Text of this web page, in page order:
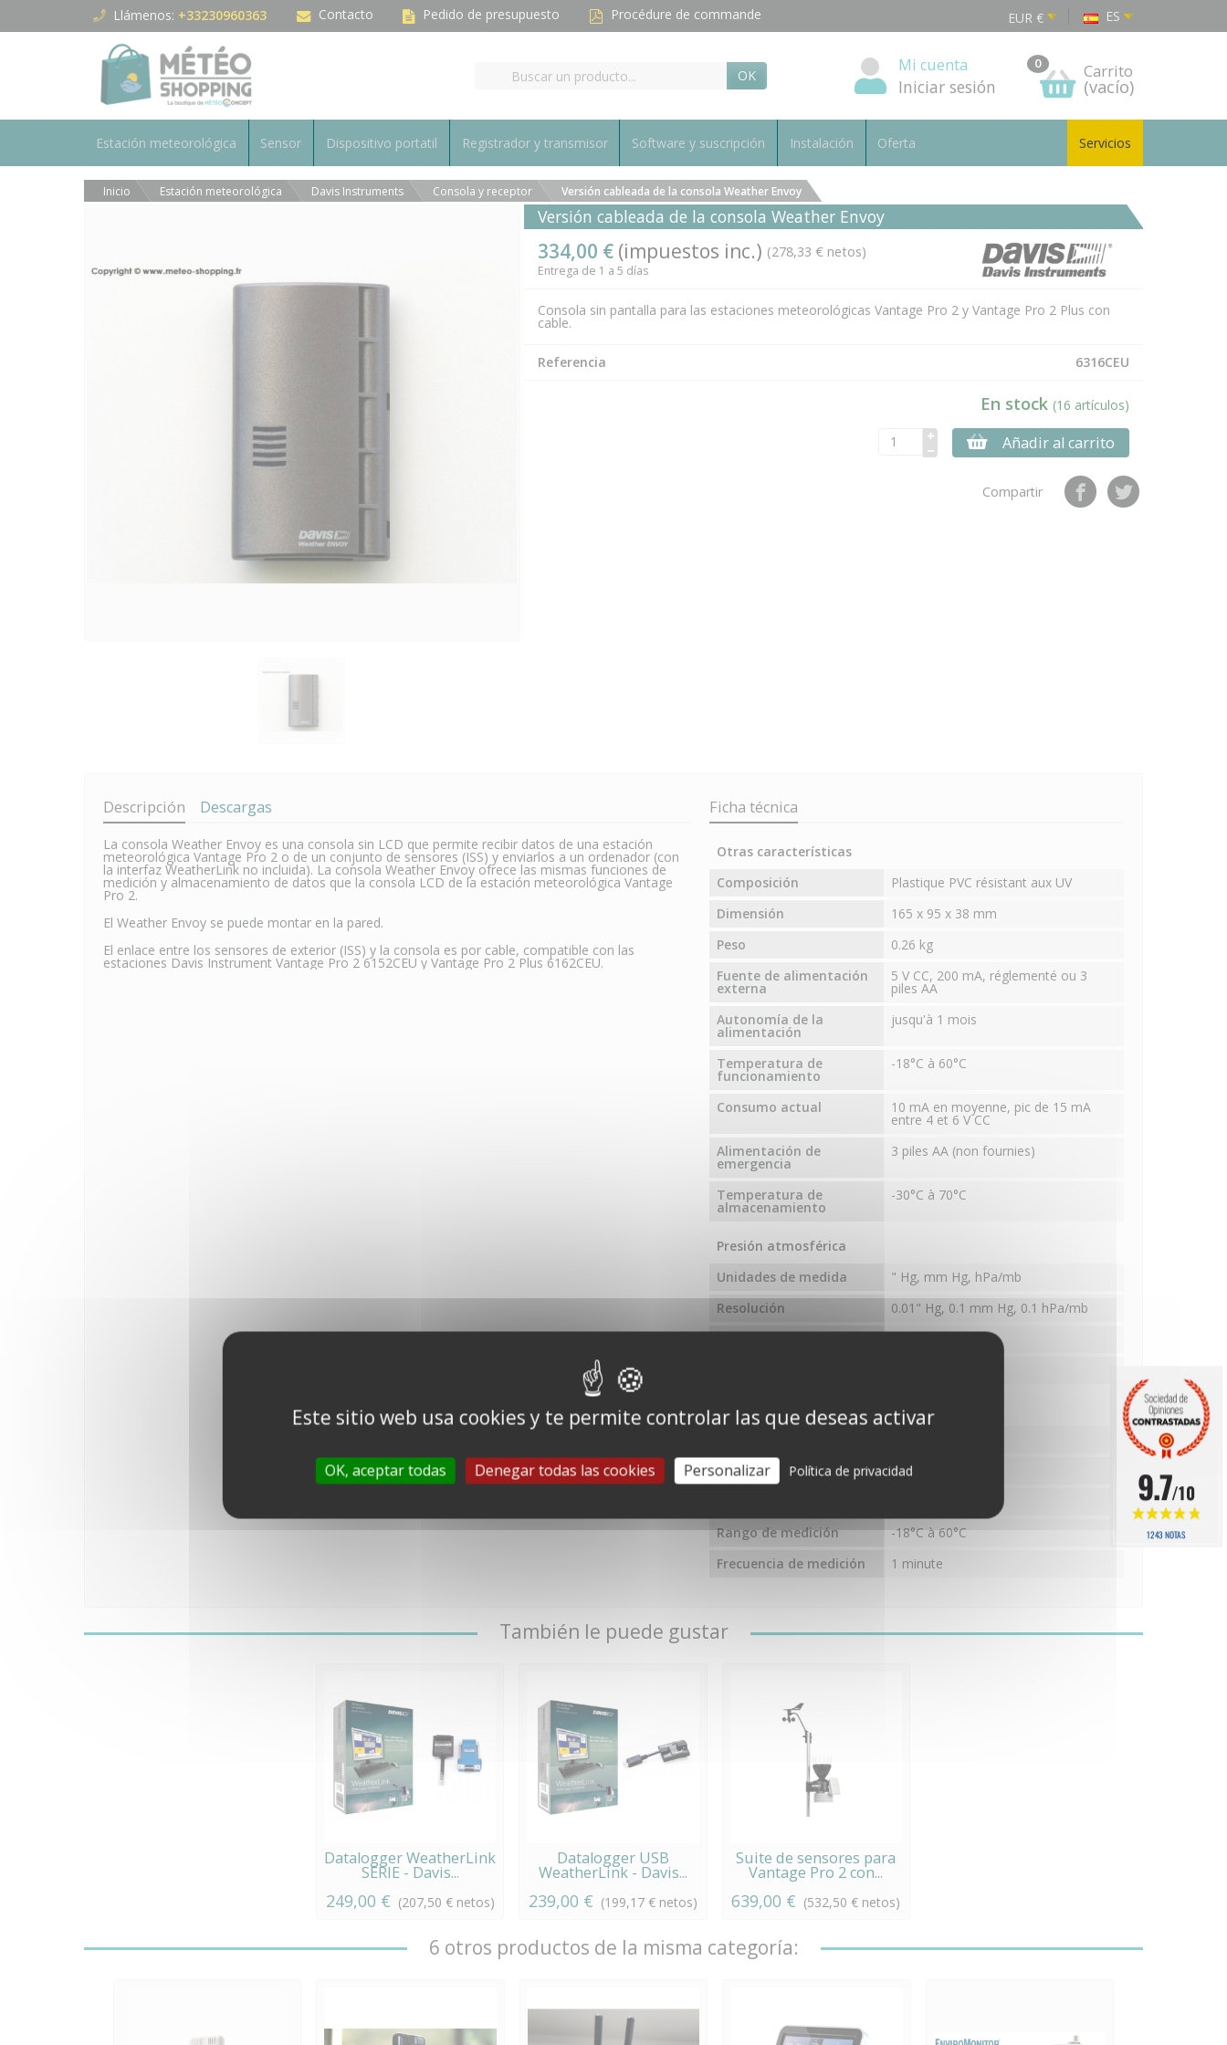
Llámenos: +33230960363 Contacto Pedido de presupuesto Procédure de commande EUR € ES
OK
Mi cuenta
Iniciar sesión
0 Carrito
(vacío)
Estación meteorológica Sensor Dispositivo portatil Registrador y transmisor Software y suscripción Instalación Oferta Servicios
Inicio Estación meteorológica Davis Instruments Consola y receptor Versión cableada de la consola Weather Envoy
Versión cableada de la consola Weather Envoy
334,00 € (impuestos inc.) (278,33 € netos)
Entrega de 1 a 5 días
Consola sin pantalla para las estaciones meteorológicas Vantage Pro 2 y Vantage Pro 2 Plus con
cable.
Referencia 6316CEU
En stock (16 artículos)
Añadir al carrito
Compartir
Descripción Descargas
La consola Weather Envoy es una consola sin LCD que permite recibir datos de una estación
meteorológica Vantage Pro 2 o de un conjunto de sensores (ISS) y enviarlos a un ordenador (con
la interfaz WeatherLink no incluida). La consola Weather Envoy ofrece las mismas funciones de
medición y almacenamiento de datos que la consola LCD de la estación meteorológica Vantage
Pro 2.
El Weather Envoy se puede montar en la pared.
El enlace entre los sensores de exterior (ISS) y la consola es por cable, compatible con las
estaciones Davis Instrument Vantage Pro 2 6152CEU y Vantage Pro 2 Plus 6162CEU.
Ficha técnica
Otras características
Composición
Plastique PVC résistant aux UV
Dimensión
165 x 95 x 38 mm
Peso
0.26 kg
Fuente de alimentación
externa
5 V CC, 200 mA, réglementé ou 3
piles AA
Autonomía de la
alimentación
jusqu'à 1 mois
Temperatura de
funcionamiento
-18°C à 60°C
Consumo actual 10 mA en moyenne, pic de 15 mA
entre 4 et 6 V CC
Alimentación de
emergencia
3 piles AA (non fournies)
Temperatura de
almacenamiento
-30°C à 70°C
Presión atmosférica
Unidades de medida
" Hg, mm Hg, hPa/mb
Resolución
0.01" Hg, 0.1 mm Hg, 0.1 hPa/mb
Temperatura interior
Resolución
±0.5°C
Rango de medición
-18°C à 60°C
Frecuencia de medición
1 minute
También le puede gustar
Datalogger WeatherLink
SERIE - Davis...
249,00 € (207,50 € netos)
Datalogger USB
WeatherLink - Davis...
239,00 € (199,17 € netos)
Suite de sensores para
Vantage Pro 2 con...
639,00 € (532,50 € netos)
6 otros productos de la misma categoría:
9.7/10
1243 NOTAS
Panel de gestión de cookies
Este sitio web usa cookies y te permite controlar las que deseas activar
OK, aceptar todas Denegar todas las cookies Personalizar Política de privacidad